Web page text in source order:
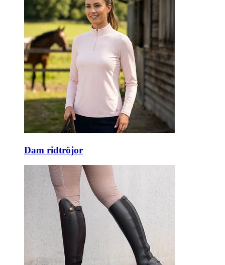
Dam ridtröjor